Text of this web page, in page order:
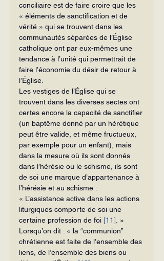
conciliaire est de faire croire que les
« éléments de sanctification et de
vérité » qui se trouvent dans les
communautés séparées de l’Église
catholique ont par eux-mêmes une
tendance à l’unité qui permettrait de
faire l’économie du désir de retour à
l’Église.
Les vestiges de l’Église qui se
trouvent dans les diverses sectes ont
certes encore la capacité de sanctifier
(un baptême donné par un hérétique
peut être valide, et même fructueux,
par exemple pour un enfant), mais
dans la mesure où ils sont donnés
dans l’hérésie ou le schisme, ils sont
de soi une marque d’appartenance à
l’hérésie et au schisme :
« L’assistance active dans les actions
liturgiques comporte de soi une
certaine profession de foi [11] . »
Lorsqu’on dit : « la “communion”
chrétienne est faite de l’ensemble des
liens, de l’ensemble des biens ou